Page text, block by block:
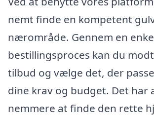
nemt finde en kompetent
nærområde. Gennem en
bestillingsproces kan du
tilbud og vælge det, der
dine krav og budget. Det
nemmere at finde den rette